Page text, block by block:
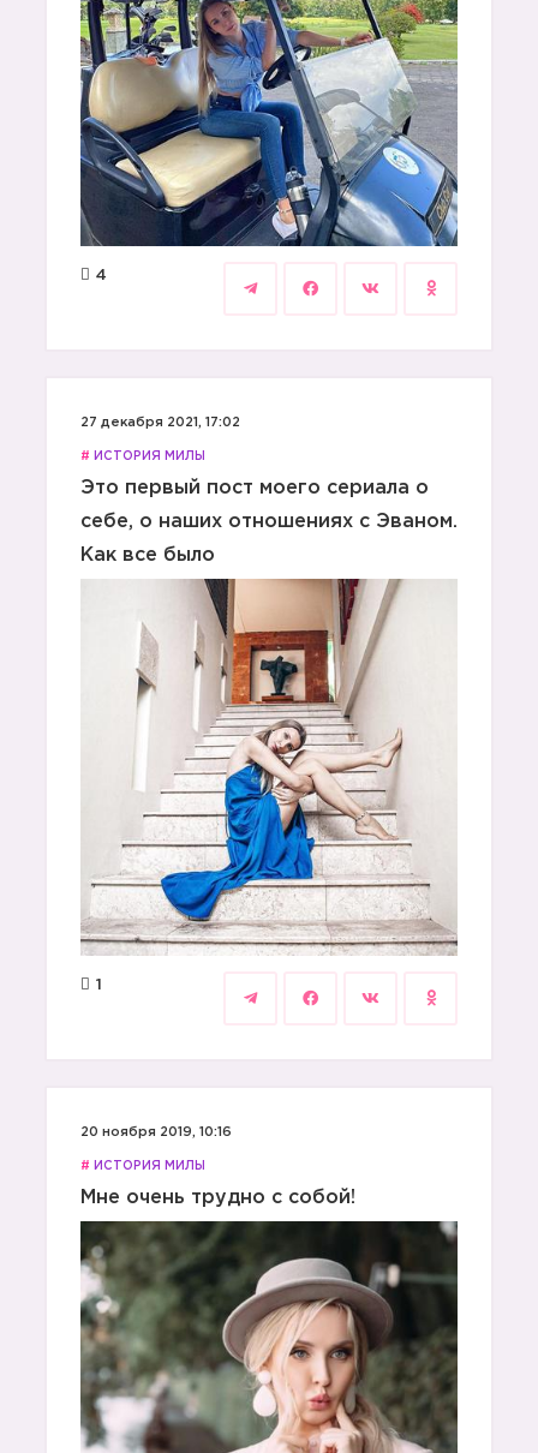
4
27 декабря 2021, 17:02
# ИСТОРИЯ МИЛЫ
Это первый пост моего сериала о
себе, о наших отношениях с Эваном.
Как все было
1
20 ноября 2019, 10:16
# ИСТОРИЯ МИЛЫ
Мне очень трудно с собой!